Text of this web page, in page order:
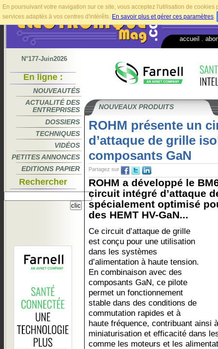
En poursuivant votre navigation sur ce site, vous acceptez l'utilisation de
services adaptés à vos centres d'intérêts. En savoir plus et gérer ces paramètres.
accueil
N°177-Juin2026
En ligne :
NOUVEAUTÉS
ACTUALITÉ DES
ENTREPRISES
DOSSIERS
TECHNIQUES
VIDÉOS
PETITES ANNONCES
EDITIONS PAPIER
Rechercher
NOUVEAUX PRODUITS
ROHM présente un
d’attaque de grille
composants GaN
Partagez sur
ROHM a développé le
circuit intégré d’attaque
spécialement optimisé
des HEMT HV-GaN...
Ce circuit d’attaque de grille
est conçu pour une utilisation
dans les systèmes
d’alimentation à haute tension.
En combinaison avec des
composants GaN, ce pilote
permet un fonctionnement
stable dans des conditions de
commutation rapides et à
haute fréquence, contribuant ainsi
miniaturisation et efficacité dans
comme les moteurs et les